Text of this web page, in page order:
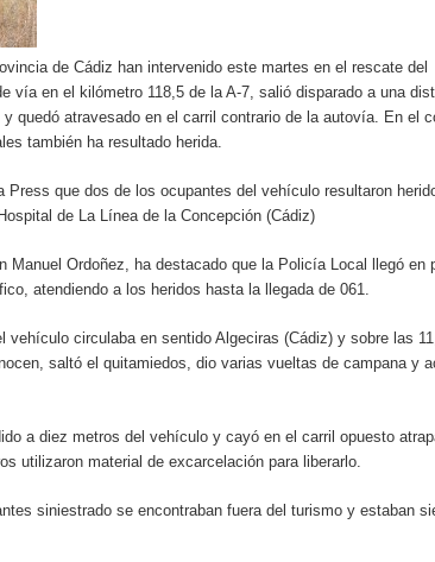
de Cádiz han intervenido este martes en el rescate del
vía en el kilómetro 118,5 de la A-7, salió disparado a una
quedó atravesado en el carril contrario de la autovía. En el
también ha resultado herida.
Press que dos de los ocupantes del vehículo resultaron
de La Línea de la Concepción (Cádiz)
Manuel Ordoñez, ha destacado que la Policía Local llegó en
atendiendo a los heridos hasta la llegada de 061.
vehículo circulaba en sentido Algeciras (Cádiz) y sobre las
saltó el quitamiedos, dio varias vueltas de campana y
a diez metros del vehículo y cayó en el carril opuesto
utilizaron material de excarcelación para liberarlo.
siniestrado se encontraban fuera del turismo y estaban